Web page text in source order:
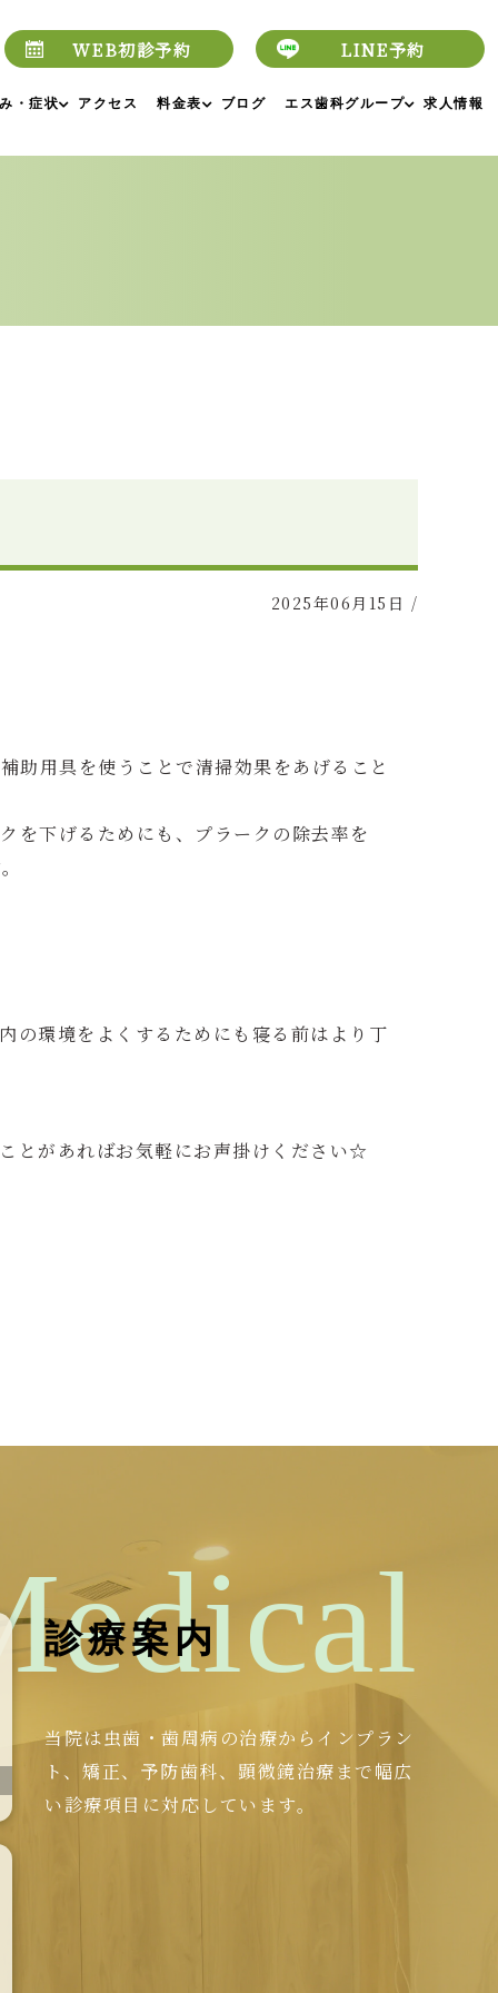
WEB初診予約 LINE予約
・症状 アクセス 料金表 ブログ エス歯科グループ 求人情報
2025年06月15日 /
用具を使うことで清掃効果をあげること
下げるためにも、プラークの除去率を
環境をよくするためにも寝る前はより丁
とがあればお気軽にお声掛けください☆
診療案内
当院は虫歯・歯周病の治療からインプラン
ト、矯正、予防歯科、顕微鏡治療まで幅広
い診療項目に対応しています。